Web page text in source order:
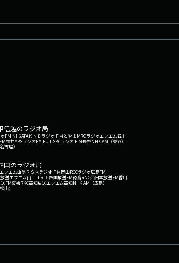
説いています。何のために勉強す
つけ出すための「心の土台」作り
みすゞさんの「みんなちがって
個々の違いを否定せず、ありの
馴染めない子供たちも含め、あ
破る鍵となるのかもしれませ
境は深刻な課題に直面していま
です。次回テーマは「仏教の
つごんじ）の高千穂光正（たかち
が）さん。お相手は丸井純子
信越のラジオ局
FM NIIGATAＫＮＢラジオ ＦＭとやまMROラジオエフエム石川
FM福井YBSラジオFM FUJISBCラジオ ＦＭ長野NHK AM（東京）
古屋）
国のラジオ局
エフエム山陰ＲＳＫラジオ ＦＭ岡山RCCラジオ広島FM
送エフエム山口 ＪＲＴ四国放送FM徳島RNC西日本放送FM香川
送FM愛媛RKC高知放送エフエム高知NHK AM（広島）
山）